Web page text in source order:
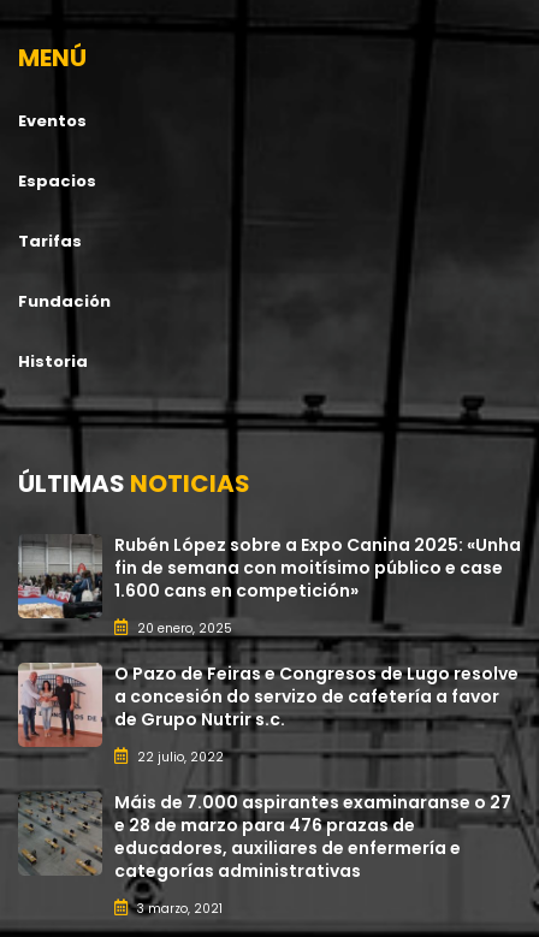
MENÚ
Eventos
Espacios
Tarifas
Fundación
Historia
ÚLTIMAS NOTICIAS
Rubén López sobre a Expo Canina 2025: «Unha
fin de semana con moitísimo público e case
1.600 cans en competición»
20 enero, 2025
O Pazo de Feiras e Congresos de Lugo resolve
a concesión do servizo de cafetería a favor
de Grupo Nutrir s.c.
22 julio, 2022
Máis de 7.000 aspirantes examinaranse o 27
e 28 de marzo para 476 prazas de
educadores, auxiliares de enfermería e
categorías administrativas
3 marzo, 2021